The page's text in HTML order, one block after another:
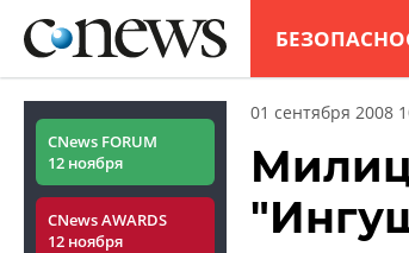
CNews FORUM
12 ноября
CNews AWARDS
12 ноября
01 сентября 2008